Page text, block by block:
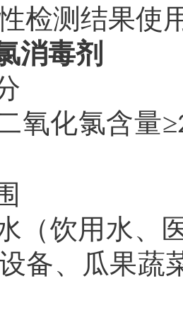
检测结果使
消毒剂
氧化氯含量≥
（饮用水、
备、瓜果蔬